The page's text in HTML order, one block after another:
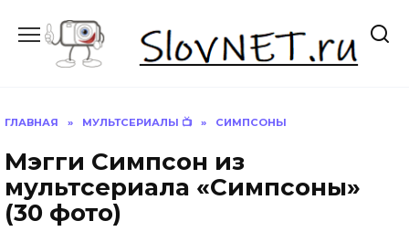
содержанию
ГЛАВНАЯ » МУЛЬТСЕРИАЛЫ 📺 » СИМПСОНЫ
Мэгги Симпсон из
мультсериала «Симпсоны»
(30 фото)